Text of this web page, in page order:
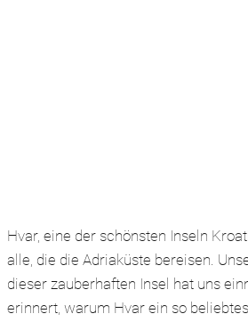
Hvar, eine der schönsten Inseln
alle, die die Adriaküste bereisen.
dieser zauberhaften Insel hat uns
erinnert, warum Hvar ein so